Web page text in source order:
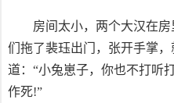
房间太小，两个大汉在
们拖了裴珏出门，张开手掌
道：“小兔崽子，你也不打听
作死!”